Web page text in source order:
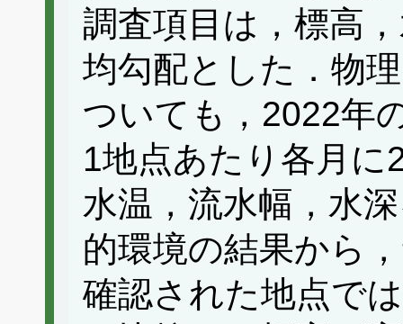
調査項目は，標高
均勾配とした．物
ついても，2022年
1地点あたり各月に
水温，流水幅，水
的環境の結果から
確認された地点で